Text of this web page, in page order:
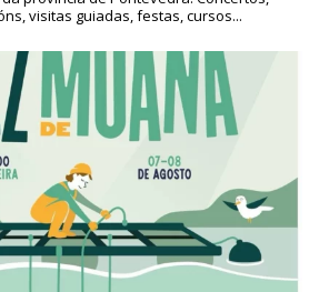
visitas guiadas, festas, cursos...